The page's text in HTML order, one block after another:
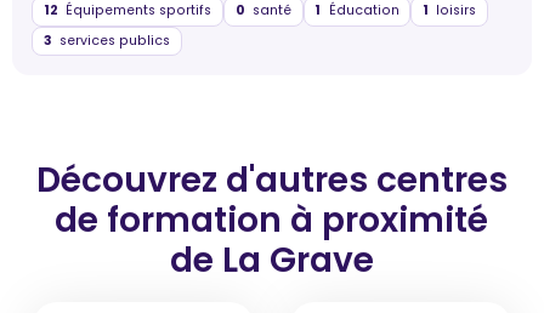
12 Équipements sportifs 0 santé 1 Éducation 1 loisirs
3 services publics
Découvrez d'autres centres
de formation à proximité
de La Grave